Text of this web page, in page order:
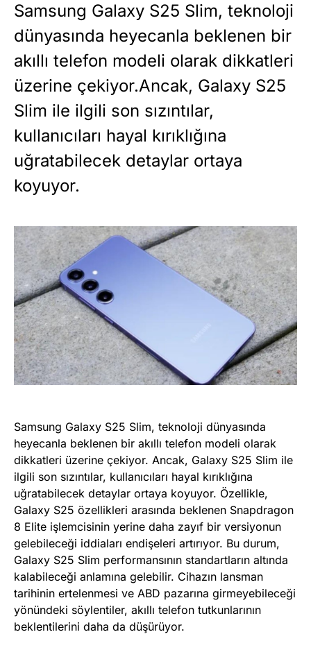
Samsung Galaxy S25 Slim, teknoloji
dünyasında heyecanla beklenen bir
akıllı telefon modeli olarak dikkatleri
üzerine çekiyor.Ancak, Galaxy S25
Slim ile ilgili son sızıntılar,
kullanıcıları hayal kırıklığına
uğratabilecek detaylar ortaya
koyuyor.
Samsung Galaxy S25 Slim, teknoloji dünyasında
heyecanla beklenen bir akıllı telefon modeli olarak
dikkatleri üzerine çekiyor. Ancak, Galaxy S25 Slim ile
ilgili son sızıntılar, kullanıcıları hayal kırıklığına
uğratabilecek detaylar ortaya koyuyor. Özellikle,
Galaxy S25 özellikleri arasında beklenen Snapdragon
8 Elite işlemcisinin yerine daha zayıf bir versiyonun
gelebileceği iddiaları endişeleri artırıyor. Bu durum,
Galaxy S25 Slim performansının standartların altında
kalabileceği anlamına gelebilir. Cihazın lansman
tarihinin ertelenmesi ve ABD pazarına girmeyebileceği
yönündeki söylentiler, akıllı telefon tutkunlarının
beklentilerini daha da düşürüyor.